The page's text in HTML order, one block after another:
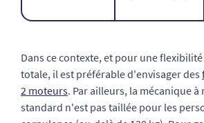
Dans ce contexte, et pour une
totale, il est préférable d'envisager des
2 moteurs. Par ailleurs, la mécanique
standard n'est pas taillée pour les